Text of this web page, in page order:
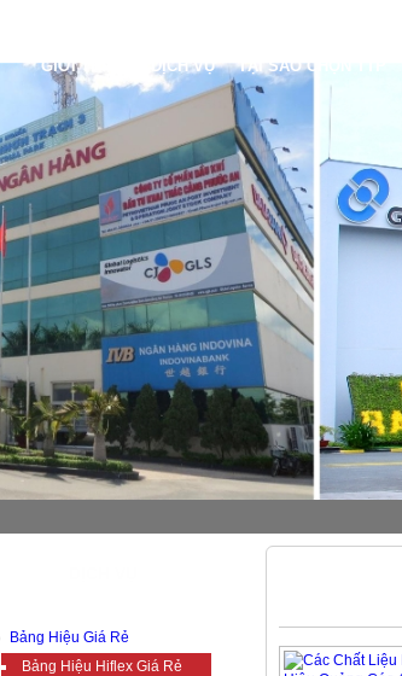
GIỚI THIỆU DỊCH VỤ TẠI SAO CHỌN TTP
Bảng Hiệu Giá Rẻ
Bảng Hiệu Hiflex Giá Rẻ